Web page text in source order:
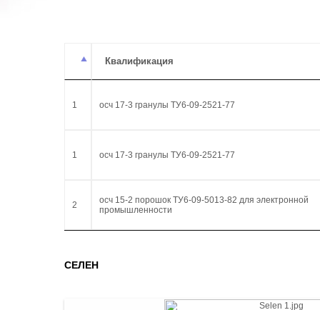
Квалификация
1 осч 17-3 гранулы ТУ6-09-2521-77
1 осч 17-3 гранулы ТУ6-09-2521-77
2
осч 15-2 порошок ТУ6-09-5013-82 для электронной
промышленности
СЕЛЕН